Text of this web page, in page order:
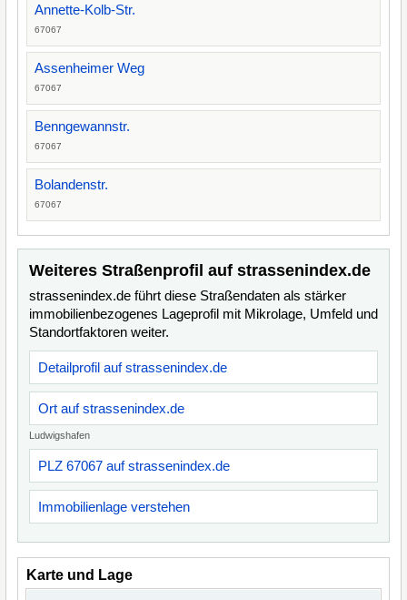
Annette-Kolb-Str.
67067
Assenheimer Weg
67067
Benngewannstr.
67067
Bolandenstr.
67067
Weiteres Straßenprofil auf strassenindex.de
strassenindex.de führt diese Straßendaten als stärker
immobilienbezogenes Lageprofil mit Mikrolage, Umfeld und
Standortfaktoren weiter.
Detailprofil auf strassenindex.de
Ort auf strassenindex.de
Ludwigshafen
PLZ 67067 auf strassenindex.de
Immobilienlage verstehen
Karte und Lage